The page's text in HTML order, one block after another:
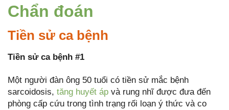
Chẩn đoán
Tiền sử ca bệnh
Tiền sử ca bệnh #1
Một người đàn ông 50 tuổi có tiền sử mắc bệnh
sarcoidosis, tăng huyết áp và rung nhĩ được đưa đến
phòng cấp cứu trong tình trạng rối loạn ý thức và co